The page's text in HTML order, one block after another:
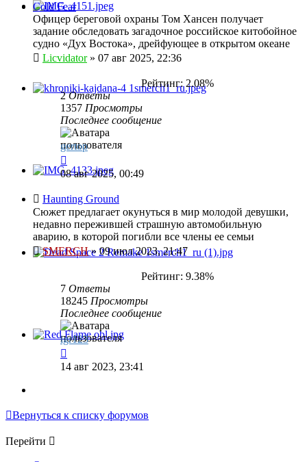
Cold Fear
Офицер береговой охраны Том Хансен получает
задание обследовать загадочное российское китобойное
судно «Дух Востока», дрейфующее в открытом океане
Licvidator» 07 авг 2025, 22:36
Рейтинг: 2.08%
2Ответы
1357 Просмотры
Последнее сообщение
gertop
08 авг 2025, 00:49
Haunting Ground
Сюжет предлагает окунуться в мир молодой девушки,
недавно пережившей страшную автомобильную
аварию, в которой погибли все члены ее семьи
SMERCH» 09 июл 2023, 21:47
Рейтинг: 9.38%
7 Ответы
18245 Просмотры
Последнее сообщение
igr123
14 авг 2023, 23:41
Вернуться к списку форумов
Перейти